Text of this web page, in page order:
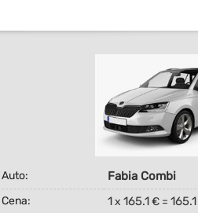
Auto: Fabia Combi
Cena: 1x 165.1€ = 165.1